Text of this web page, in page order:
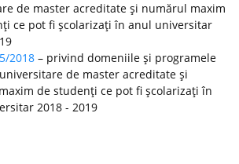
de master acreditate şi numărul maxim
ce pot fi şcolarizaţi în anul universitar
2018 – privind domeniile şi programele
de master acreditate şi
de studenţi ce pot fi şcolarizaţi în
2018 - 2019